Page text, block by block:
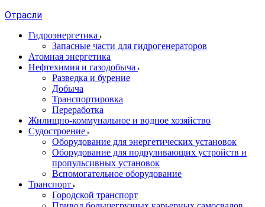
Отрасли
Гидроэнергетика
Запасные части для гидрогенераторов
Атомная энергетика
Нефтехимия и газодобыча
Разведка и бурение
Добыча
Транспортировка
Переработка
Жилищно-коммунальное и водное хозяйство
Судостроение
Оборудование для энергетических установок
Оборудование для подруливающих устройств и
пропульсивных установок
Вспомогательное оборудование
Транспорт
Городской транспорт